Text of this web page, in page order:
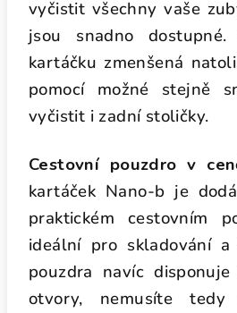
vyčistit všechny vaše
jsou snadno
kartáčku zmenšená
pomocí možné stejně
vyčistit i zadní stoličky.
Cestovní pouzdro v
kartáček Nano-b je
praktickém cestovním
ideální pro skladování a
pouzdra navíc
otvory, nemusíte